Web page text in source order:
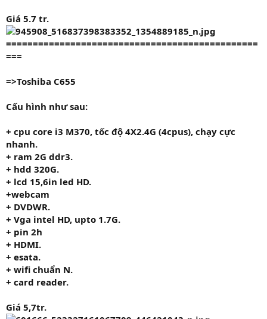
Giá 5.7 tr.
===============================================
===
=>Toshiba C655
Cấu hình như sau:
+ cpu core i3 M370, tốc độ 4X2.4G (4cpus), chạy cực
nhanh.
+ ram 2G ddr3.
+ hdd 320G.
+ lcd 15,6in led HD.
+webcam
+ DVDWR.
+ Vga intel HD, upto 1.7G.
+ pin 2h
+ HDMI.
+ esata.
+ wifi chuẩn N.
+ card reader.
Giá 5,7tr.